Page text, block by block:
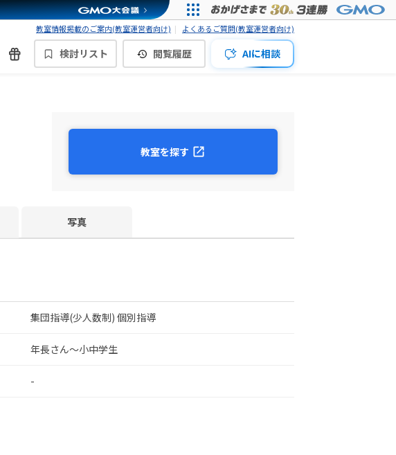
教室情報掲載のご案内(教室運営者向け) よくあるご質問(教室運営者向け)
検討リスト 閲覧履歴 AIに相談
教室を探す
写真
集団指導(少人数制) 個別指導
年長さん～小中学生
-